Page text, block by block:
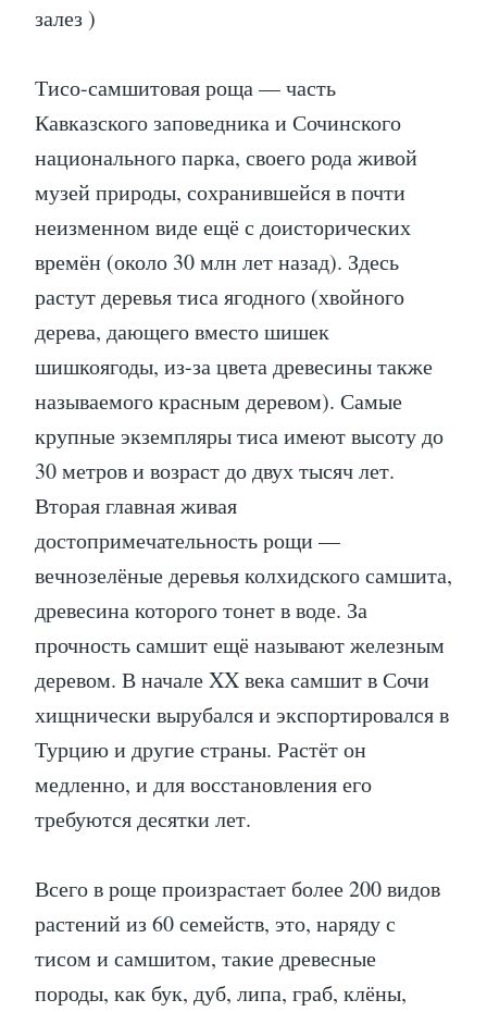
залез )
Тисо-самшитовая роща — часть
Кавказского заповедника и Сочинского
национального парка, своего рода живой
музей природы, сохранившейся в почти
неизменном виде ещё с доисторических
времён (около 30 млн лет назад). Здесь
растут деревья тиса ягодного (хвойного
дерева, дающего вместо шишек
шишкоягоды, из-за цвета древесины также
называемого красным деревом). Самые
крупные экземпляры тиса имеют высоту до
30 метров и возраст до двух тысяч лет.
Вторая главная живая
достопримечательность рощи —
вечнозелёные деревья колхидского самшита,
древесина которого тонет в воде. За
прочность самшит ещё называют железным
деревом. В начале XX века самшит в Сочи
хищнически вырубался и экспортировался в
Турцию и другие страны. Растёт он
медленно, и для восстановления его
требуются десятки лет.
Всего в роще произрастает более 200 видов
растений из 60 семейств, это, наряду с
тисом и самшитом, такие древесные
породы, как бук, дуб, липа, граб, клёны,